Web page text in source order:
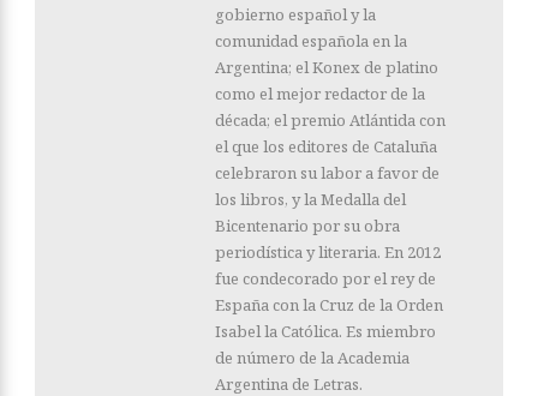
gobierno español y la
comunidad española en la
Argentina; el Konex de platino
como el mejor redactor de la
década; el premio Atlántida con
el que los editores de Cataluña
celebraron su labor a favor de
los libros, y la Medalla del
Bicentenario por su obra
periodística y literaria. En 2012
fue condecorado por el rey de
España con la Cruz de la Orden
Isabel la Católica. Es miembro
de número de la Academia
Argentina de Letras.